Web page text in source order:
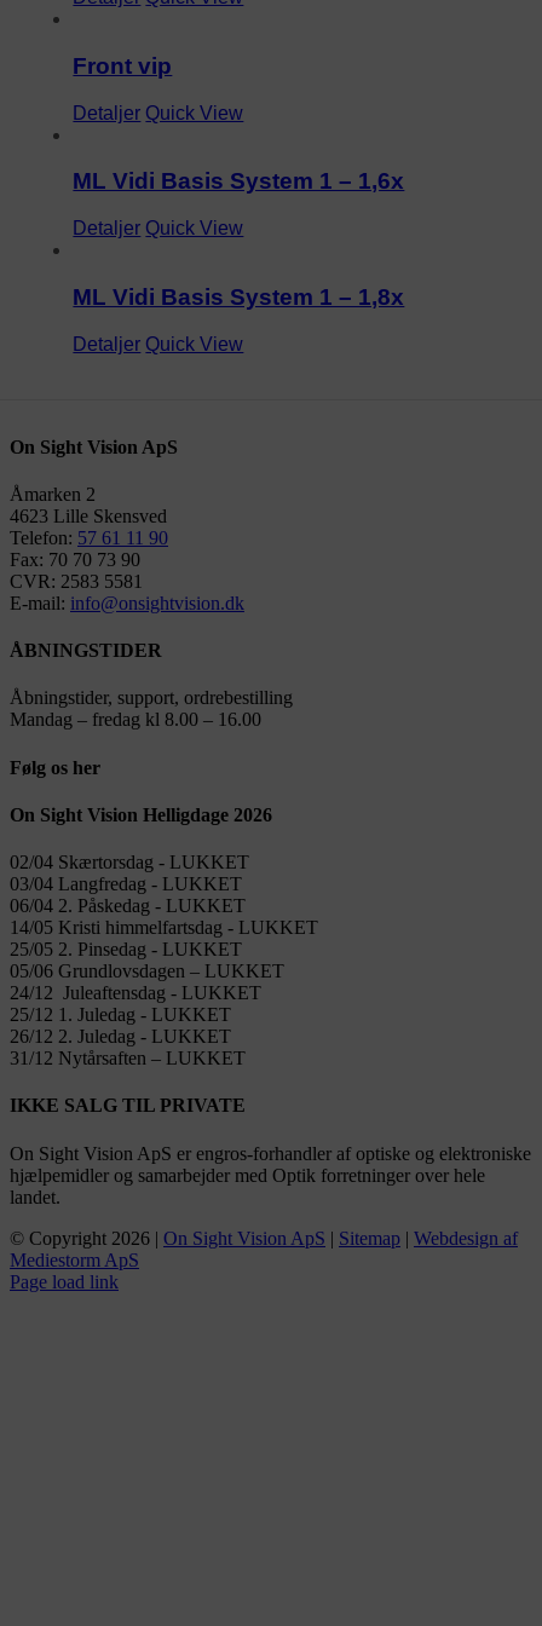
Front vip
Detaljer Quick View
ML Vidi Basis System 1 – 1,6x
Detaljer Quick View
ML Vidi Basis System 1 – 1,8x
Detaljer Quick View
On Sight Vision ApS
Åmarken 2
4623 Lille Skensved
Telefon: 57 61 11 90
Fax: 70 70 73 90
CVR: 2583 5581
E-mail: info@onsightvision.dk
ÅBNINGSTIDER
Åbningstider, support, ordrebestilling
Mandag – fredag kl 8.00 – 16.00
Følg os her
On Sight Vision Helligdage 2026
02/04 Skærtorsdag ​​- LUKKET
03/04 Langfredag ​​- LUKKET
06/04 2. Påskedag ​​- LUKKET
14/05 Kristi himmelfartsdag ​​- LUKKET
25/05 2. Pinsedag ​​- LUKKET
05/06 Grundlovsdagen – LUKKET
24/12 Juleaftensdag ​​- LUKKET
25/12 1. Juledag ​​- LUKKET
26/12 2. Juledag ​​- LUKKET
31/12 Nytårsaften – LUKKET
IKKE SALG TIL PRIVATE
On Sight Vision ApS er engros-forhandler af optiske og elektroniske
hjælpemidler og samarbejder med Optik forretninger over hele
landet.
© Copyright 2026 | On Sight Vision ApS | Sitemap | Webdesign af
Mediestorm ApS
Page load link